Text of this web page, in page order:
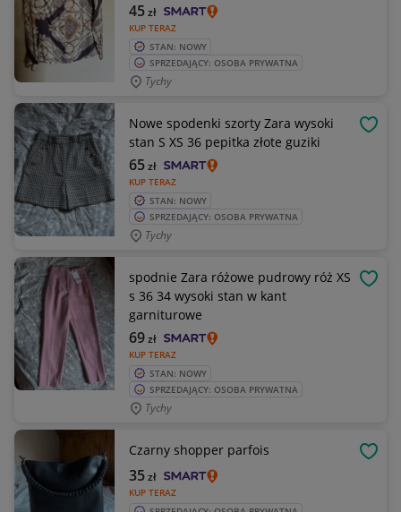
KUP TERAZ
45zł
STAN: NOWY
SPRZEDAJĄCY: OSOBA PRYWATNA
Tychy
Nowe spodenki szorty Zara wysoki
stan S XS 36 pepitka złote guziki
KUP TERAZ
65zł
STAN: NOWY
SPRZEDAJĄCY: OSOBA PRYWATNA
Tychy
spodnie Zara różowe pudrowy róż XS
s 36 34 wysoki stan w kant
garniturowe
KUP TERAZ
69zł
STAN: NOWY
SPRZEDAJĄCY: OSOBA PRYWATNA
Tychy
Czarny shopper parfois
KUP TERAZ
35zł